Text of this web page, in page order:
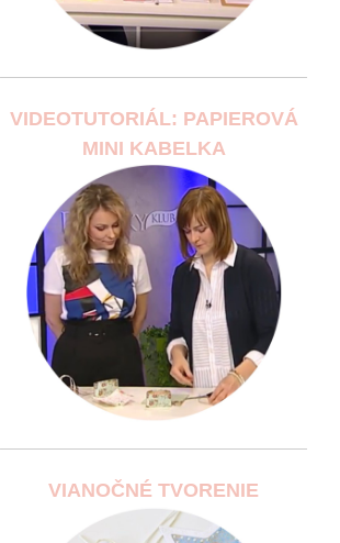
VIDEOTUTORIÁL: PAPIEROVÁ
MINI KABELKA
VIANOČNÉ TVORENIE